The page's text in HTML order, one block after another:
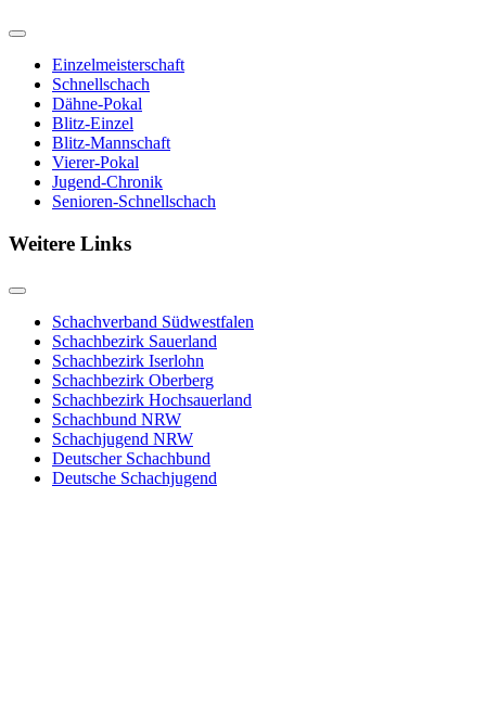
Einzelmeisterschaft
Schnellschach
Dähne-Pokal
Blitz-Einzel
Blitz-Mannschaft
Vierer-Pokal
Jugend-Chronik
Senioren-Schnellschach
Weitere Links
Schachverband Südwestfalen
Schachbezirk Sauerland
Schachbezirk Iserlohn
Schachbezirk Oberberg
Schachbezirk Hochsauerland
Schachbund NRW
Schachjugend NRW
Deutscher Schachbund
Deutsche Schachjugend